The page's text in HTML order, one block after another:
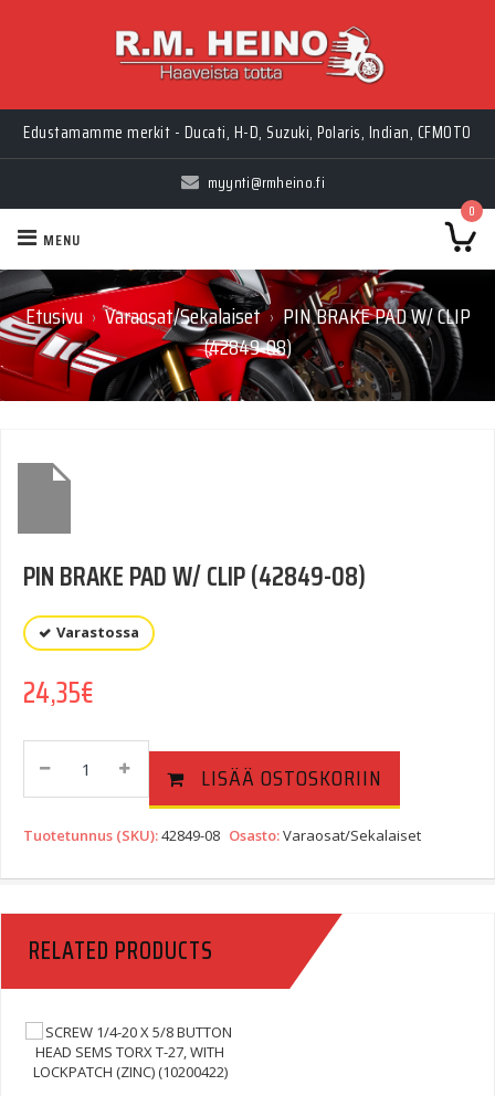
Edustamamme merkit - Ducati, H-D, Suzuki, Polaris, Indian, CFMOTO
myynti@rmheino.fi
0
MENU
Etusivu › Varaosat/Sekalaiset › PIN BRAKE PAD W/ CLIP
(42849-08)
PIN BRAKE PAD W/ CLIP (42849-08)
Varastossa
24,35€
W/
(42849-
LISÄÄ OSTOSKORIIN
Tuotetunnus (SKU):42849-08 Osasto:Varaosat/Sekalaiset
RELATED PRODUCTS